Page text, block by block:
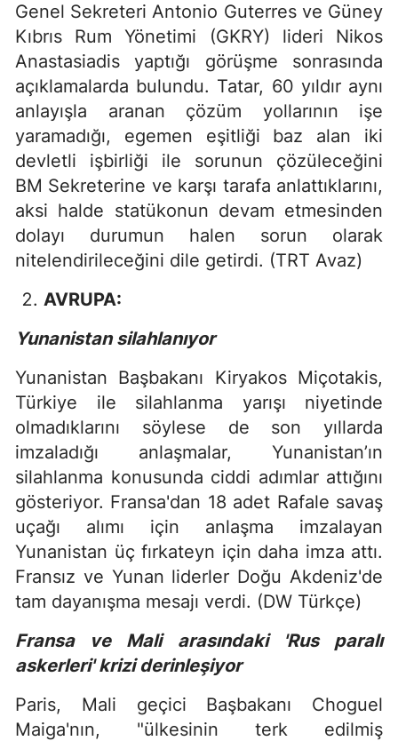
Genel Sekreteri Antonio Guterres ve Güney
Kıbrıs Rum Yönetimi (GKRY) lideri Nikos
Anastasiadis yaptığı görüşme sonrasında
açıklamalarda bulundu. Tatar, 60 yıldır aynı
anlayışla aranan çözüm yollarının işe
yaramadığı, egemen eşitliği baz alan iki
devletli işbirliği ile sorunun çözüleceğini
BM Sekreterine ve karşı tarafa anlattıklarını,
aksi halde statükonun devam etmesinden
dolayı durumun halen sorun olarak
nitelendirileceğini dile getirdi. (TRT Avaz)
AVRUPA:
Yunanistan silahlanıyor
Yunanistan Başbakanı Kiryakos Miçotakis,
Türkiye ile silahlanma yarışı niyetinde
olmadıklarını söylese de son yıllarda
imzaladığı anlaşmalar, Yunanistan’ın
silahlanma konusunda ciddi adımlar attığını
gösteriyor. Fransa'dan 18 adet Rafale savaş
uçağı alımı için anlaşma imzalayan
Yunanistan üç fırkateyn için daha imza attı.
Fransız ve Yunan liderler Doğu Akdeniz'de
tam dayanışma mesajı verdi. (DW Türkçe)
Fransa ve Mali arasındaki 'Rus paralı
askerleri' krizi derinleşiyor
Paris, Mali geçici Başbakanı Choguel
Maiga'nın, "ülkesinin terk edilmiş